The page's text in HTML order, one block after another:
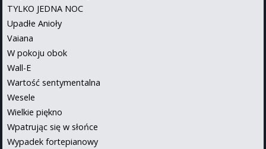
TYLKO JEDNA NOC
Upadłe Anioły
Vaiana
W pokoju obok
Wall-E
Wartość sentymentalna
Wesele
Wielkie piękno
Wpatrując się w słońce
Wypadek fortepianowy